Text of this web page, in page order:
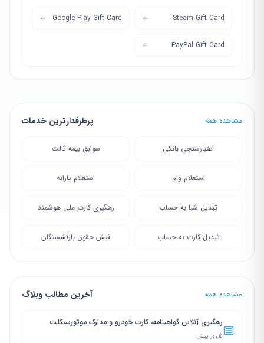
Steam Gift Card
Google Play Gift Card
PayPal Gift Card
مشاهده همه پرطرفدارترین خدمات
اعتبارسنجی بانکی سوابق بیمه ثالث
استعلام وام استعلام یارانه
تبدیل شبا به حساب رهگیری کارت ملی هوشمند
تبدیل کارت به حساب فیش حقوق بازنشستگان
مشاهده همه آخرین مطالب وبلاگ
رهگیری آنلاین گواهینامه، کارت خودرو و مدارک موتورسیکلت
5 روز پیش